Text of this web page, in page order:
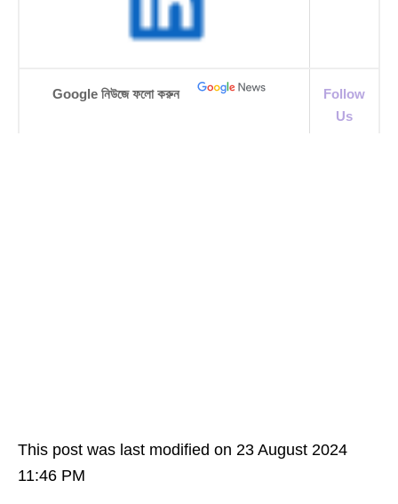
Google নিউজে ফলো করুন
Follow
Us
This post was last modified on 23 August 2024
11:46 PM